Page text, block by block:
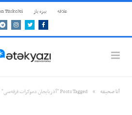
علاقه بيزه ياز Türkcəsi
Facebook
Twitter
آنا صحيفه » Posts Tagged "آذربایجان دموکرات فرقه‌سی"